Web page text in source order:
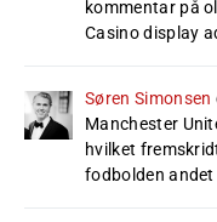
kommentar på
Casino display
Søren Simonsen
Manchester
hvilket
fodbolden andet